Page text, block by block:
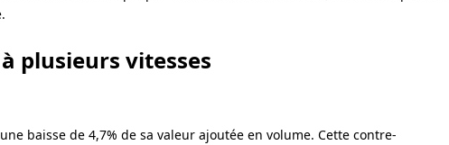
plusieurs vitesses
baisse de 4,7% de sa valeur ajoutée en volume. Cette contre-